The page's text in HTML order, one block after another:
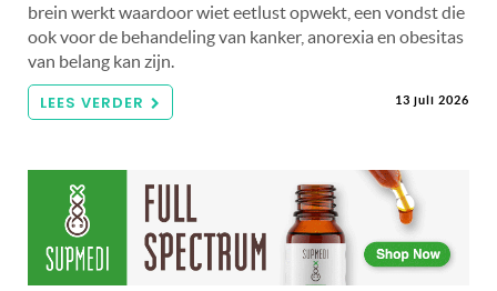
brein werkt waardoor wiet eetlust opwekt, een vondst die
ook voor de behandeling van kanker, anorexia en obesitas
van belang kan zijn.
LEES VERDER 13 juli 2026